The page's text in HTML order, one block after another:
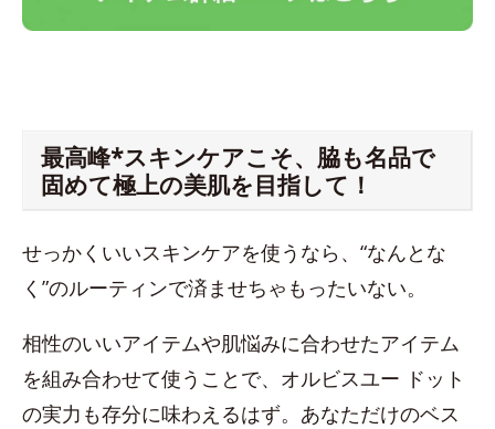
最高峰*スキンケアこそ、脇も名品で
固めて極上の美肌を目指して！
せっかくいいスキンケアを使うなら、“なんとな
く”のルーティンで済ませちゃもったいない。
相性のいいアイテムや肌悩みに合わせたアイテム
を組み合わせて使うことで、オルビスユー ドット
の実力も存分に味わえるはず。あなただけのベス